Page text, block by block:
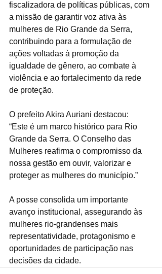
fiscalizadora de políticas públicas, com
a missão de garantir voz ativa às
mulheres de Rio Grande da Serra,
contribuindo para a formulação de
ações voltadas à promoção da
igualdade de gênero, ao combate à
violência e ao fortalecimento da rede
de proteção.
O prefeito Akira Auriani destacou:
“Este é um marco histórico para Rio
Grande da Serra. O Conselho das
Mulheres reafirma o compromisso da
nossa gestão em ouvir, valorizar e
proteger as mulheres do município.”
A posse consolida um importante
avanço institucional, assegurando às
mulheres rio-grandenses mais
representatividade, protagonismo e
oportunidades de participação nas
decisões da cidade.